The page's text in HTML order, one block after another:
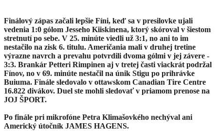
Finálový zápas začali lepšie Fíni, keď sa v presilovke ujali
vedenia 1:0 gólom Jesseho Kiiskinena, ktorý skóroval v šiestom
stretnutí po sebe. V 25. minúte viedli už 3:1, no ani to im
nestačilo na zisk 6. titulu. Američania mali v druhej tretine
výrazne navrch a prevahu potvrdili dvoma gólmi v jej závere -
3:3. Brankár Petteri Rimpinen aj v tretej časti viackrát podržal
Fínov, no v 69. minúte nestačil na únik Stigu po prihrávke
Buiuma. Finále sledovalo v ottawskom Canadian Tire Centre
16.822 divákov. Duel ste mohli sledovať v priamom prenose na
JOJ ŠPORT.
Po finále pri mikrofóne Petra Klimašovkého nechýval ani
Americký útočník JAMES HAGENS.